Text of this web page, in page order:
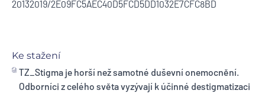
20132019/2E09FC5AEC40D5FCD5DD1032E7CFC8BD
Ke stažení
TZ_Stigma je horší než samotné duševní onemocnění.
Odborníci z celého světa vyzývají k účinné destigmatizaci